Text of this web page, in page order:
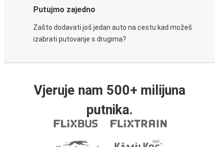
Putujmo zajedno
Zašto dodavati još jedan auto na cestu kad možeš
izabrati putovanje s drugima?
Vjeruje nam 500+ milijuna
putnika.